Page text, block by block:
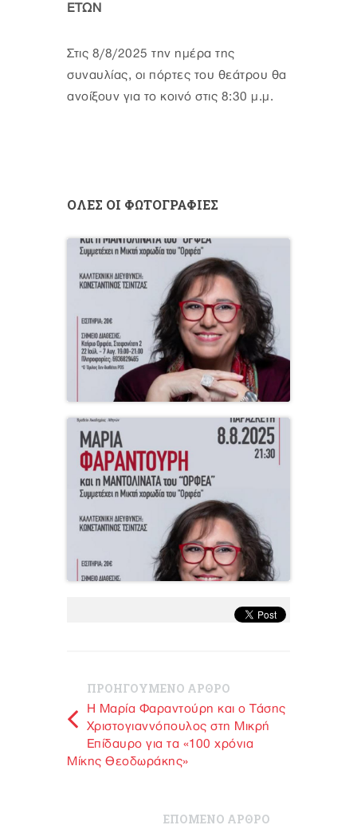
ΕΤΩΝ
Στις 8/8/2025 την ημέρα της
συναυλίας, οι πόρτες του θεάτρου θα
ανοίξουν για το κοινό στις 8:30 μ.μ.
ΟΛΕΣ ΟΙ ΦΩΤΟΓΡΑΦΙΕΣ
ΠΡΟΗΓΟΥΜΕΝΟ ΑΡΘΡΟ
Η Μαρία Φαραντούρη και ο Τάσης
Χριστογιαννόπουλος στη Μικρή
Επίδαυρο για τα «100 χρόνια
Μίκης Θεοδωράκης»
ΕΠΟΜΕΝΟ ΑΡΘΡΟ